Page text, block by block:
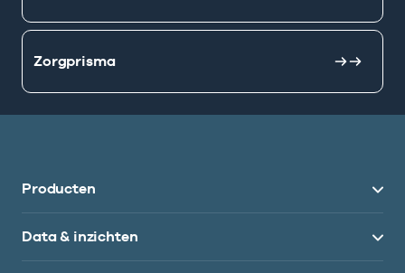
Zorgprisma
Producten
Data & inzichten